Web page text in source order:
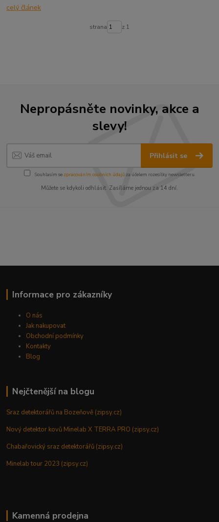
celý článek
strana z 1
Nepropásněte novinky, akce a
slevy!
Přihlásit se
Souhlasím se zpracováním osobních údajůza účelem rozesílky newsletteru.
Můžete se kdykoli odhlásit. Zasíláme jednou za 14 dní.
Informace pro zákazníky
O nás
Jak nakupovat
Obchodní podmínky
Kontakty
Blog
Nejčtenější na blogu
Sraz detektorářů na Bozeňově (zipsy.cz)
Nový detektor kovů Minelab X TERRA PRO (zipsy.cz)
Chabařovický sraz detektorářů (zipsy.cz)
Minelab tour 2023 (zipsy.cz)
Kamenná prodejna